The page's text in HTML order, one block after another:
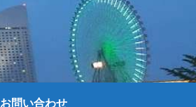
お問い合わせ